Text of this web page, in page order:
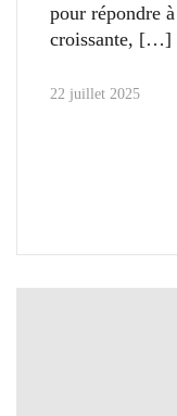
pour répondre
croissante,
22 juillet 2025